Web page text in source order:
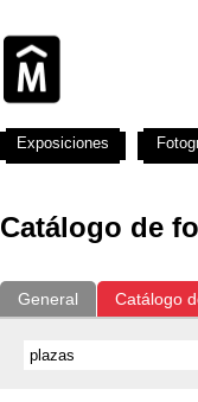
Catálogo de
General Catálogo
Exposiciones